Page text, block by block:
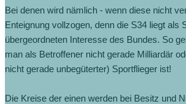
Bei denen wird nämlich - wenn diese nicht
Enteignung vollzogen, denn die S34 liegt als
übergeordneten Interesse des Bundes. So
man als Betroffener nicht gerade Milliardär
nicht gerade unbegüterter) Sportflieger ist!
Die Kreise der einen werden bei Besitz und